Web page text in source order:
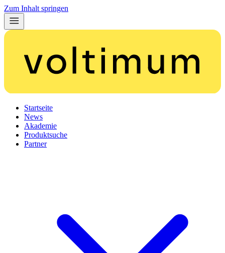
Zum Inhalt springen
Startseite
News
Akademie
Produktsuche
Partner